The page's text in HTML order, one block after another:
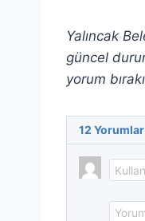
Yalıncak
güncel
yorum
12 Yorumlar